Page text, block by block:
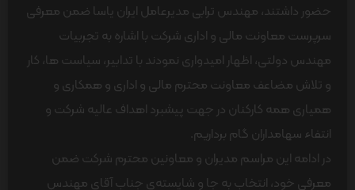
حضور داشتند، مهندس ترابی مدیرعامل ایران یاسا ضمن معرفی
سرپرست معاونت مالی و اداری شرکت با اشاره به تجربیات
مهندس دولتی، اظهار امیدواری نمودند با تدابیر، سیاست ها، کار
و تلاش مضاعف معاونت محترم مالی و اداری و همکاری و
همیاری همه کارکنان در جهت پیشبرد اهداف عالیه شرکت و
انتفاء سهامداران گام برداریم.
در ادامه این مراسم مدیران و معاونین محترم شرکت ضمن
معرفی خود، انتخاب به جا و شایسته‌ی جناب آقای مهندس